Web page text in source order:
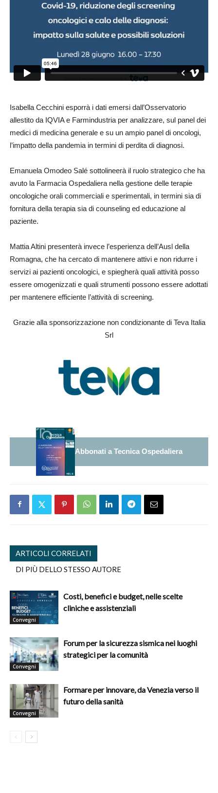
Isabella Cecchini esporrà i dati emersi dall’Osservatorio
allestito da IQVIA e Farmindustria per analizzare, sul panel dei
medici di medicina generale e su un ampio panel di oncologi,
l’impatto della pandemia in termini di perdita di diagnosi.
Emanuela Omodeo Salé sottolineerà il ruolo strategico che ha
avuto la Farmacia Ospedaliera nella gestione delle terapie
oncologiche orali commerciali e sperimentali, in termini sia di
fornitura della terapia sia di counseling ed educazione al
paziente.
Mattia Altini presenterà invece l’esperienza dell’Ausl della
Romagna, che ha cercato di mantenere attivi e non ridurre i
servizi ai pazienti oncologici, e spiegherà quali attività posso
essere omogenizzati e quali strumenti possono essere adottati
per mantenere efficiente l’attività di screening.
Grazie alla sponsorizzazione non condizionante di Teva Italia
Srl
Abbonati a Tecnica Ospedaliera
ARTICOLI CORRELATI
DI PIÙ DELLO STESSO AUTORE
Convegni
Costi, benefici e budget, nelle scelte
cliniche e assistenziali
Convegni
Forum per la sicurezza sismica nei luoghi
strategici per la comunità
Convegni
Formare per innovare, da Venezia verso il
futuro della sanità